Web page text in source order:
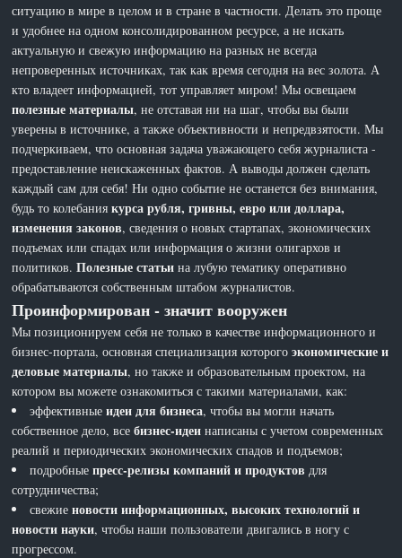
ситуацию в мире в целом и в стране в частности. Делать это проще
и удобнее на одном консолидированном ресурсе, а не искать
актуальную и свежую информацию на разных не всегда
непроверенных источниках, так как время сегодня на вес золота. А
кто владеет информацией, тот управляет миром! Мы освещаем
полезные материалы, не отставая ни на шаг, чтобы вы были
уверены в источнике, а также объективности и непредвзятости. Мы
подчеркиваем, что основная задача уважающего себя журналиста -
предоставление неискаженных фактов. А выводы должен сделать
каждый сам для себя! Ни одно событие не останется без внимания,
будь то колебаниякурса рубля, гривны, евро или доллара,
изменения законов, сведения о новых стартапах, экономических
подъемах или спадах или информация о жизни олигархов и
политиков.Полезные статьи на лубую тематику оперативно
обрабатываются собственным штабом журналистов.
Проинформирован - значит вооружен
Мы позиционируем себя не только в качестве информационного и
бизнес-портала, основная специализация которогоэкономические и
деловые материалы, но также и образовательным проектом, на
котором вы можете ознакомиться с такими материалами, как:
эффективныеидеи для бизнеса, чтобы вы могли начать
собственное дело, всебизнес-идеи написаны с учетом современных
реалий и периодических экономических спадов и подъемов;
подробныепресс-релизы компаний и продуктов для
сотрудничества;
свежиеновости информационных, высоких технологий и
новости науки, чтобы наши пользователи двигались в ногу с
прогрессом.